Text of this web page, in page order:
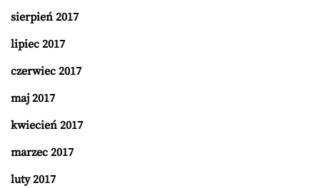
sierpień 2017
lipiec 2017
czerwiec 2017
maj 2017
kwiecień 2017
marzec 2017
luty 2017